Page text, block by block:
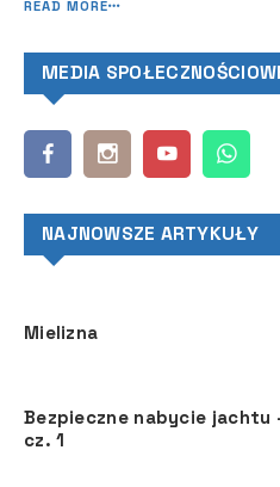
nowa Lagoon 60, którą
READ MORE
MEDIA
NAJNOWSZE ARTYKUŁY
Mielizna
Bezpieczne nabycie jachtu
cz. 1